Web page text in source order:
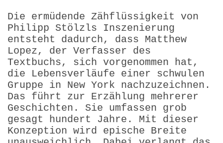
Die ermüdende Zähflüssigkeit von
Philipp Stölzls Inszenierung
entsteht dadurch, dass Matthew
Lopez, der Verfasser des
Textbuchs, sich vorgenommen hat,
die Lebensverläufe einer schwulen
Gruppe in New York nachzuzeichnen.
Das führt zur Erzählung mehrerer
Geschichten. Sie umfassen grob
gesagt hundert Jahre. Mit dieser
Konzeption wird epische Breite